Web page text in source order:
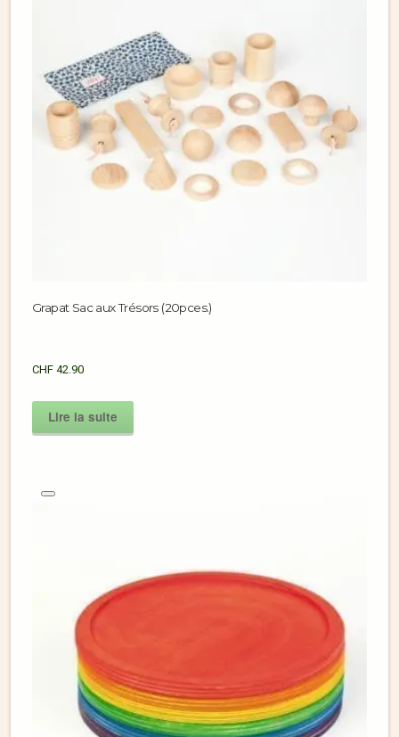
Grapat Sac aux Trésors (20pces.)
CHF 42.90
Lire la suite